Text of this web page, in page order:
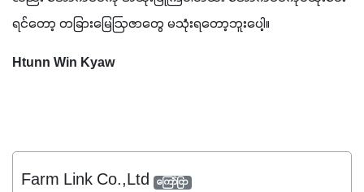
ရင်တော့ တခြားမြေဩဇာတွေ မသုံးရတော့ဘူးပေါ့။
Htunn Win Kyaw
Farm Link Co.,Ltd ကြော်ငြာ